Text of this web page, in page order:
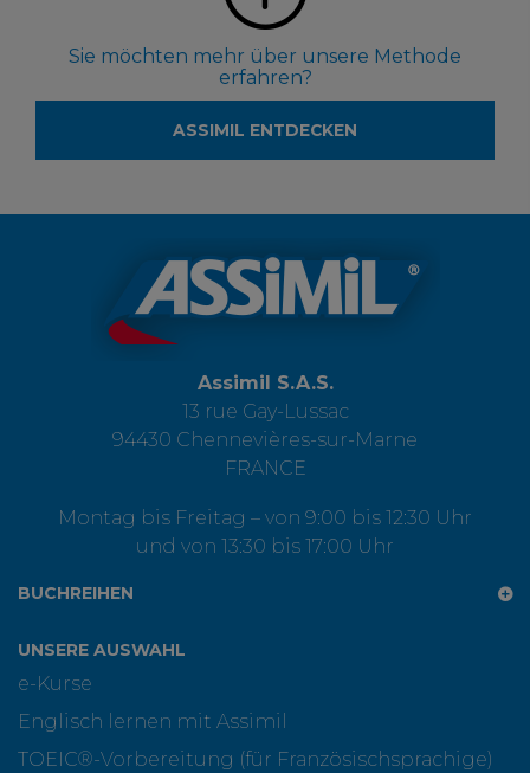
Sie möchten mehr über unsere Methode
erfahren?
ASSIMIL ENTDECKEN
Assimil S.A.S.
13 rue Gay-Lussac
94430 Chennevières-sur-Marne
FRANCE
Montag bis Freitag – von 9:00 bis 12:30 Uhr
und von 13:30 bis 17:00 Uhr
BUCHREIHEN
UNSERE AUSWAHL
e-Kurse
Englisch lernen mit Assimil
TOEIC®-Vorbereitung (für Französischsprachige)